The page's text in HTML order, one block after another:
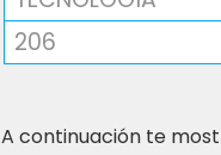
206
A continuación te